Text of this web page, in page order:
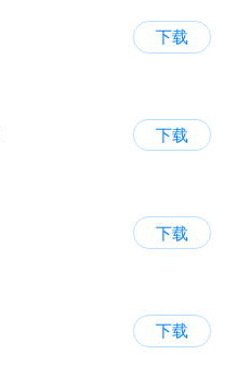
下载
下载
下载
下载